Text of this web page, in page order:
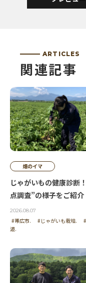
不思議な雲の動
ARTICLES
関連記事
畑のイマ
じゃがいもの健康診断
点調査”の様子をご紹介
2026.08.07
#帯広市. #じゃがいも栽培.
道.